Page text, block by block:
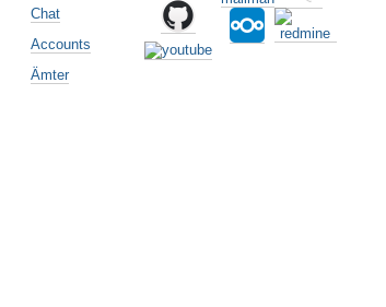
Chat
Accounts
Ämter